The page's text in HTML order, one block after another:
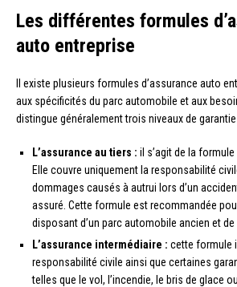
Les différentes formules
auto entreprise
Il existe plusieurs formules d’assurance auto
aux spécificités du parc automobile et aux
distingue généralement trois niveaux de garantie
L’assurance au tiers : il s’agit de la
Elle couvre uniquement la responsabilité
dommages causés à autrui lors d’un
assuré. Cette formule est recommandée
disposant d’un parc automobile ancien et de
L’assurance intermédiaire : cette formule
responsabilité civile ainsi que certaines
telles que le vol, l’incendie, le bris de glace